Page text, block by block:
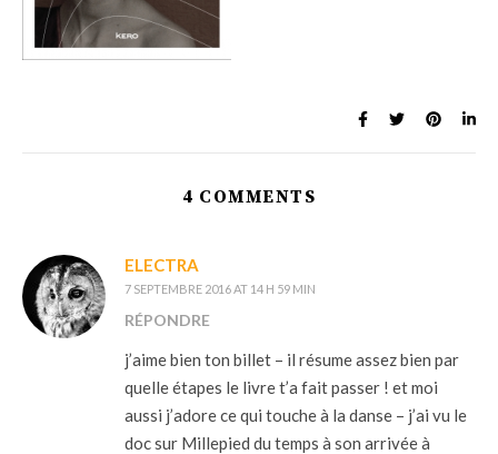
4 COMMENTS
ELECTRA
7 SEPTEMBRE 2016 AT 14 H 59 MIN
RÉPONDRE
j’aime bien ton billet – il résume assez bien par
quelle étapes le livre t’a fait passer ! et moi
aussi j’adore ce qui touche à la danse – j’ai vu le
doc sur Millepied du temps à son arrivée à